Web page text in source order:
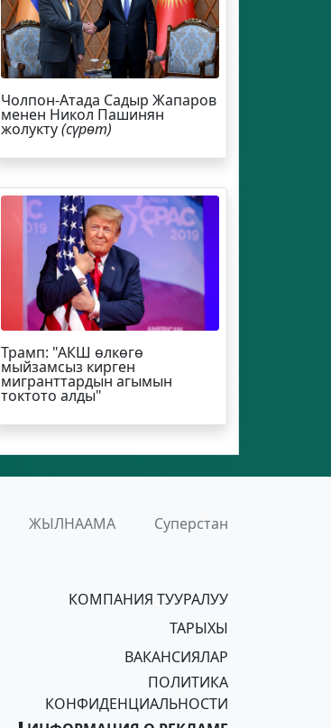
Чолпон-Атада Садыр Жапаров
менен Никол Пашинян
жолукту(сүрөт)
Трамп: "АКШ өлкөгө
мыйзамсыз кирген
мигранттардын агымын
токтото алды"
ЖЫЛНААМА Суперстан
КОМПАНИЯ ТУУРАЛУУ
ТАРЫХЫ
ВАКАНСИЯЛАР
ПОЛИТИКА
КОНФИДЕНЦИАЛЬНОСТИ